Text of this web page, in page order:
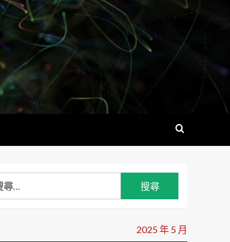
2025 年 5 月